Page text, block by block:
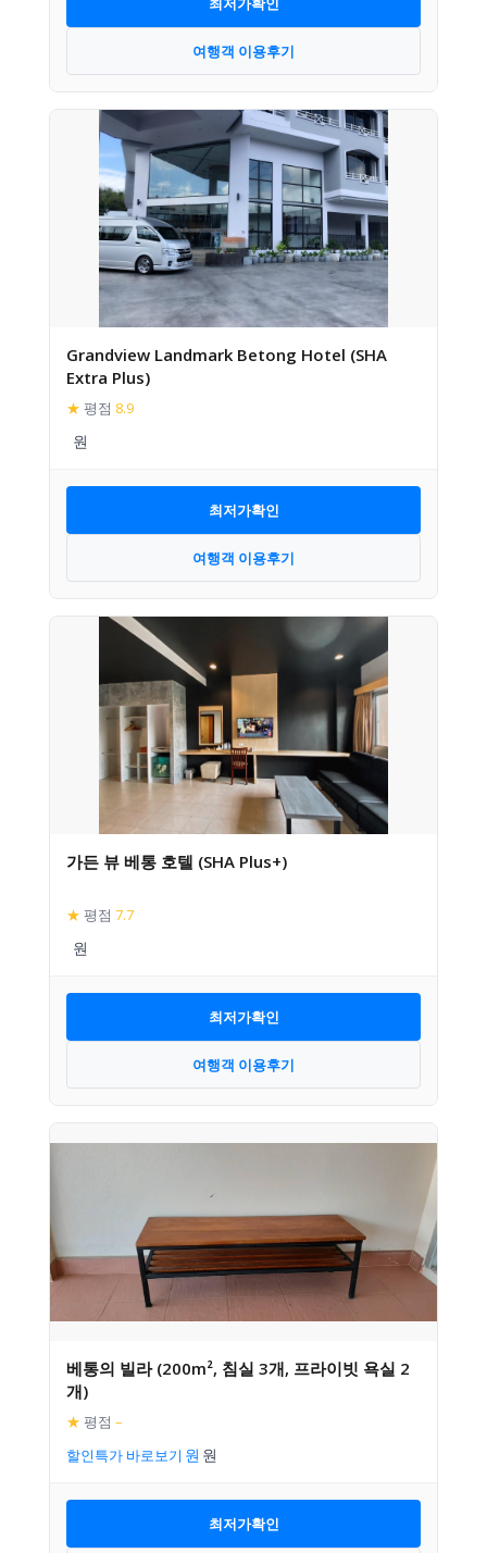
여행객 이용후기
Grandview Landmark Betong Hotel (SHA
Extra Plus)
★ 평점 8.9
최저가확인
여행객 이용후기
가든 뷰 베통 호텔 (SHA Plus+)
★ 평점 7.7
최저가확인
여행객 이용후기
베통의 빌라 (200m², 침실 3개, 프라이빗 욕실 2
개)
★ 평점 –
할인특가 바로보기
최저가확인